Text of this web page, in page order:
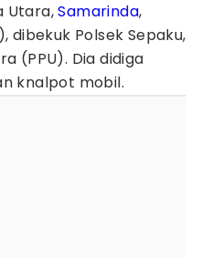
Utara,Samarinda,
dibekuk Polsek Sepaku,
(PPU). Dia didiga
knalpot mobil.